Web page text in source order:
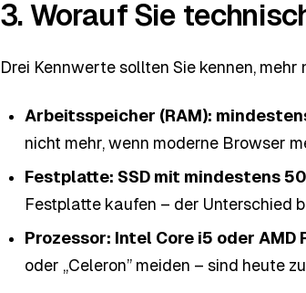
3. Worauf Sie
Drei Kennwerte sollten Sie kennen, mehr
Arbeitsspeicher (RAM):
nicht mehr, wenn moderne Browser
Festplatte: SSD mit mindestens
Festplatte kaufen – der Unterschied
Prozessor: Intel Core i5 oder AMD
oder „Celeron” meiden – sind heute